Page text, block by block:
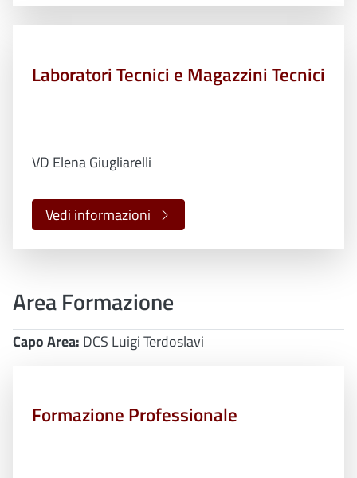
Laboratori Tecnici e Magazzini Tecnici
VD Elena Giugliarelli
Vedi informazioni
Area Formazione
Capo Area: DCS Luigi Terdoslavi
Formazione Professionale